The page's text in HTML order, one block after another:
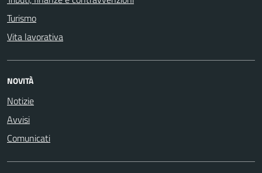
Turismo
Vita lavorativa
NOVITÀ
Notizie
Avvisi
Comunicati